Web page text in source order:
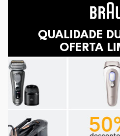
QUALIDADE
OFERTA